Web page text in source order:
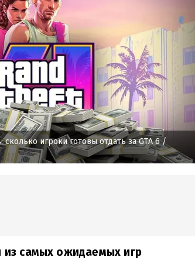
игроки готовы отдать за GTA 6/
самых ожидаемых игр